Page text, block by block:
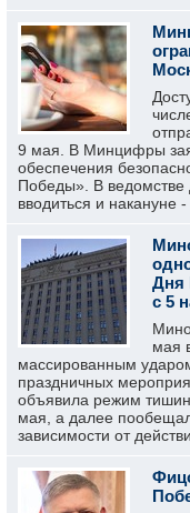
9 мая. В Минцифры
обеспечения
Победы». В ведомстве
вводиться и накануне
Дня
с 5
мая
массированным
праздничных
объявила режим
мая, а далее
зависимости от